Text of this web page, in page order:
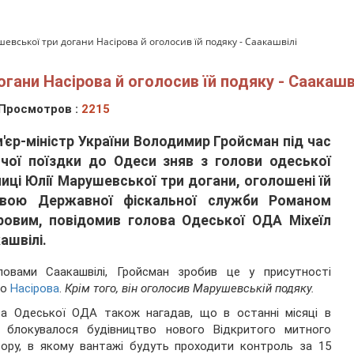
три догани Насірова й оголосив їй подяку - Саакашвілі
Насірова й оголосив їй подяку -
: 2215
міністр України Володимир Гройсман під час
поїздки до Одеси зняв з голови одеської
Юлії Марушевської три догани, оголошені їй
Державної фіскальної служби Романом
повідомив голова Одеської ОДА Міхеїл
Саакашвілі, Гройсман зробив це у присутності
Насірова. Крім того, він оголосив Марушевській подяку.
Одеської ОДА також нагадав, що в останні місяці в
блокувалося будівництво нового Відкритого митного
в якому вантажі будуть проходити контроль за 15